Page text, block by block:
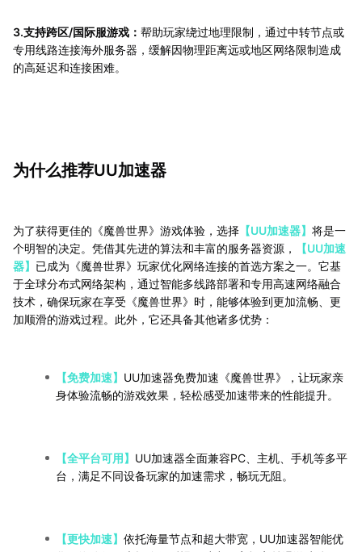
3.支持跨区/国际服游戏： 帮助玩家绕过地理限制，通过中转节点或
专用线路连接海外服务器，缓解因物理距离远或地区网络限制造成
的高延迟和连接困难。
为什么推荐UU加速器
为了获得更佳的《魔兽世界》游戏体验，选择 【UU加速器】 将是一
个明智的决定。凭借其先进的算法和丰富的服务器资源，
【UU加速
器】 已成为《魔兽世界》玩家优化网络连接的首选方案之一。它基
于全球分布式网络架构，通过智能多线路部署和专用高速网络融合
技术，确保玩家在享受《魔兽世界》时，能够体验到更加流畅、更
加顺滑的游戏过程。此外，它还具备其他诸多优势：
【免费加速】 UU加速器免费加速《魔兽世界》，让玩家亲
身体验流畅的游戏效果，轻松感受加速带来的性能提升。
【全平台可用】 UU加速器全面兼容PC、主机、手机等多平
台，满足不同设备玩家的加速需求，畅玩无阻。
【更快加速】 依托海量节点和超大带宽，UU加速器智能优